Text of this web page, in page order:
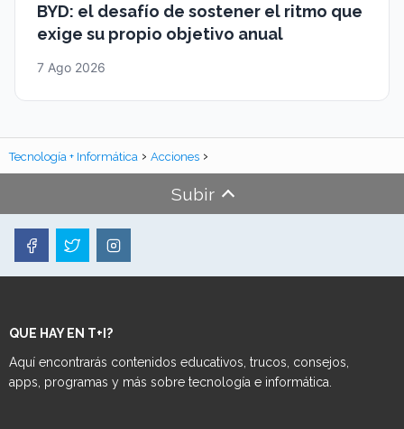
BYD: el desafío de sostener el ritmo que
exige su propio objetivo anual
7 Ago 2026
Tecnología + Informática Acciones
Subir
QUE HAY EN T+I?
Aquí encontrarás contenidos educativos, trucos, consejos,
apps, programas y más sobre tecnología e informática.